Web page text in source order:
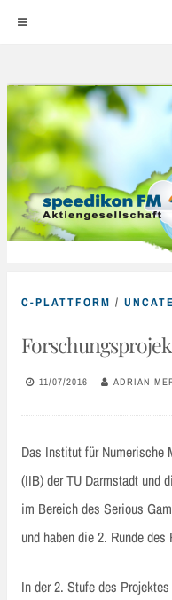
content
C-PLATTFORM /
11/07/2016 ADRIAN
Das Institut für Numerische
(IIB) der TU Darmstadt und
im Bereich des Serious
und haben die 2. Runde
In der 2. Stufe des